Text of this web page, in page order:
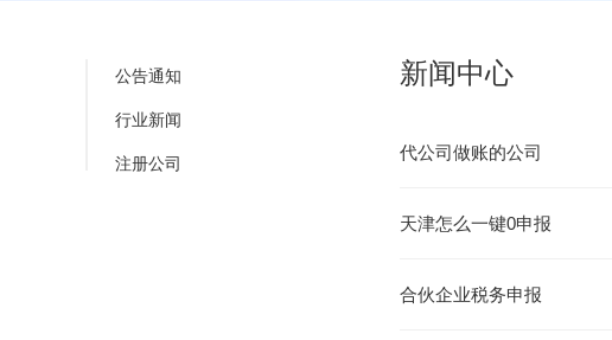
公告通知
行业新闻
注册公司
新闻中心
代公司做账的公司
天津怎么一键0申报
合伙企业税务申报